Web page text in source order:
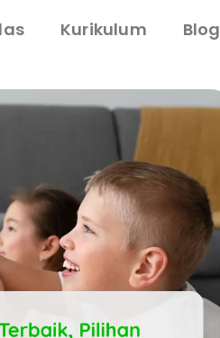
Kurikulum Blog